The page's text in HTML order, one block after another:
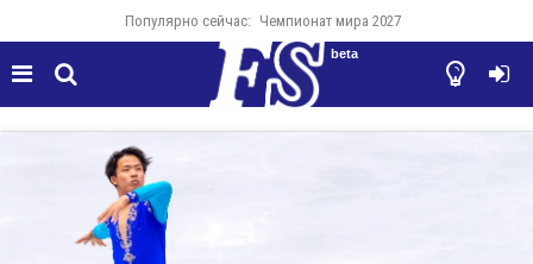
Популярно сейчас: Чемпионат мира 2027
  

beta